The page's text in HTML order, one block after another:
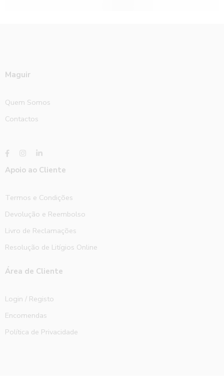
Maguir
Quem Somos
Contactos
Apoio ao Cliente
Termos e Condições
Devolução e Reembolso
Livro de Reclamações
Resolução de Litígios Online
Área de Cliente
Login / Registo
Encomendas
Política de Privacidade